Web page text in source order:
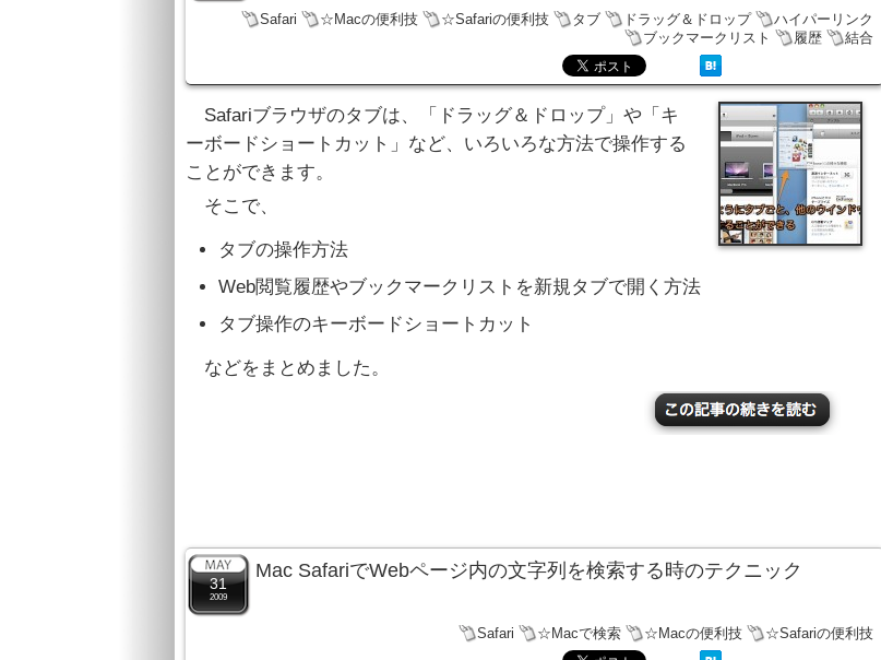
Safari ☆Macの便利技 ☆Safariの便利技 タブ ドラッグ＆ドロップ
ハイパーリンク
ブックマークリスト
履歴 結合
Safariブラウザのタブは、「ドラッグ＆ドロップ」や「キ
ーボードショートカット」など、いろいろな方法で操作する
ことができます。
そこで、
タブの操作方法
Web閲覧履歴やブックマークリストを新規タブで開く方法
タブ操作のキーボードショートカット
などをまとめました。
31
2009
Mac SafariでWebページ内の文字列を検索する時のテクニック
Safari ☆Macで検索 ☆Macの便利技 ☆Safariの便利技